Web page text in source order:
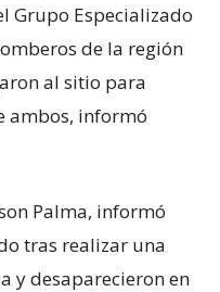
Grupo Especializado
de la región
al sitio para
ambos, informó
Palma, informó
tras realizar una
y desaparecieron en